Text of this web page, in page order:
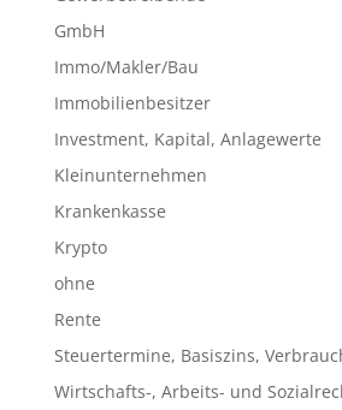
GmbH
Immo/Makler/Bau
Immobilienbesitzer
Investment, Kapital, Anlagewerte
Kleinunternehmen
Krankenkasse
Krypto
ohne
Rente
Steuertermine, Basiszins,
Wirtschafts-, Arbeits- und